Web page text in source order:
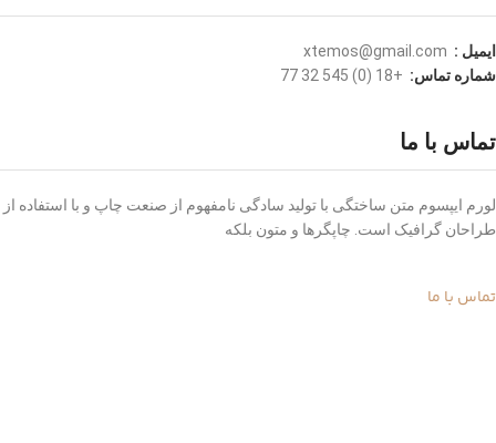
ایمیل :
شماره تماس: +18 (0) 545 77 32
تماس با ما
لورم ایپسوم متن ساختگی با تولید سادگی نامفهوم از صنعت چاپ و با استفاده از
طراحان گرافیک است. چاپگرها و متون بلکه
تماس با ما